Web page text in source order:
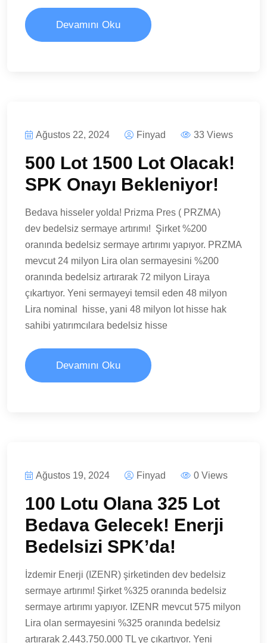
Devamını Oku
Ağustos 22, 2024 Finyad 33 Views
500 Lot 1500 Lot Olacak!
SPK Onayı Bekleniyor!
Bedava hisseler yolda! Prizma Pres ( PRZMA)
dev bedelsiz sermaye artırımı! Şirket %200
oranında bedelsiz sermaye artırımı yapıyor. PRZMA
mevcut 24 milyon Lira olan sermayesini %200
oranında bedelsiz artırarak 72 milyon Liraya
çıkartıyor. Yeni sermayeyi temsil eden 48 milyon
Lira nominal hisse, yani 48 milyon lot hisse hak
sahibi yatırımcılara bedelsiz hisse
Devamını Oku
Ağustos 19, 2024 Finyad 0 Views
100 Lotu Olana 325 Lot
Bedava Gelecek! Enerji
Bedelsizi SPK’da!
İzdemir Enerji (IZENR) şirketinden dev bedelsiz
sermaye artırımı! Şirket %325 oranında bedelsiz
sermaye artırımı yapıyor. IZENR mevcut 575 milyon
Lira olan sermayesini %325 oranında bedelsiz
artırarak 2.443.750.000 TL ye çıkartıyor. Yeni